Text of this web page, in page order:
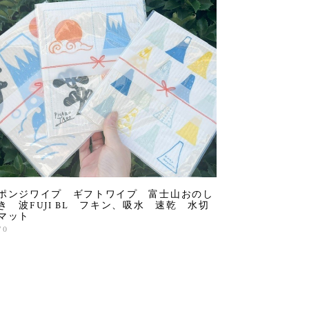
ンジワイプ ギフトワイプ 富士山おのし
波FUJI BL フキン、吸水 速乾 水切
ット